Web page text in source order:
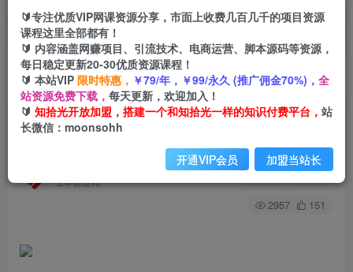
首页 创业课程 会员专属 正文
（8150期）视频号情感动漫治愈变现项目分享
课，一条龙玩法分享给你（教程+素材）
2年前发布
关注 私信
2957 151
🔰专注优质VIP网课资源分享，市面上收费几百几千的项目资源
课程这里全部都有！
🔰 内容涵盖网赚项目、引流技术、电商运营、脚本源码等资源，
每日稳定更新20-30优质资源课程！
🔰 本站VIP 限时特惠， ￥79/年，￥99/永久 (推广佣金70%)， 全
站资源免费下载， 每天更新，欢迎加入！
🔰 知拾光开放加盟，搭建一个和知拾光一样的知识付费平台， 站
长微信：moonsohh
开通VIP会员 加盟当站长